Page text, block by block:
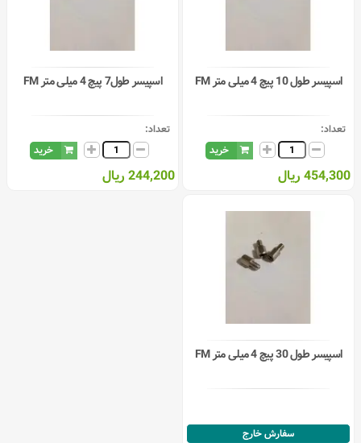
اسپیسر طول 10 پیچ 4 میلی متر FM
تعداد:
خرید
454,300 ریال
اسپیسر طول7 پیچ 4 میلی متر FM
تعداد:
خرید
244,200 ریال
اسپیسر طول 30 پیچ 4 میلی متر FM
سفارش خارج